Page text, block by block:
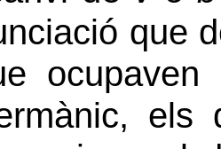
que
ocupaven